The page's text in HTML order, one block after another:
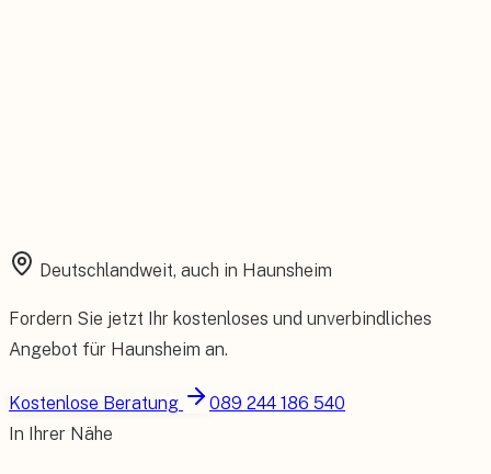
Deutschlandweit, auch in Haunsheim
Fordern Sie jetzt Ihr kostenloses und unverbindliches
Angebot für Haunsheim an.
Kostenlose Beratung
089 244 186 540
In Ihrer Nähe